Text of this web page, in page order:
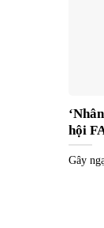
hội
Gây